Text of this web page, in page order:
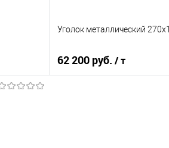
Уголок металлический
62 200 руб. / т